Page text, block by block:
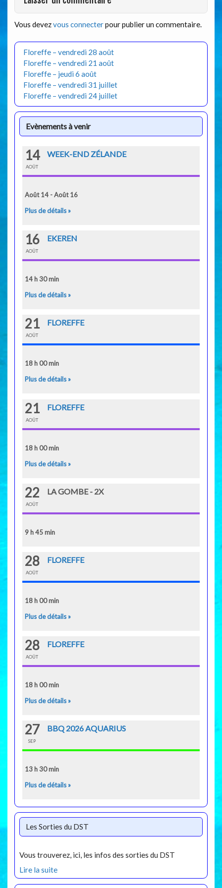
Vous devezvous connecterpour publier un commentaire.
Floreffe – vendredi 28 août
Floreffe – vendredi 21 août
Floreffe – jeudi 6 août
Floreffe – vendredi 31 juillet
Floreffe – vendredi 24 juillet
Evènements à venir
14
AOÛT
WEEK-END ZÉLANDE
Août 14 - Août 16
Plus de détails »
16
AOÛT
EKEREN
14 h 30 min
Plus de détails »
21
AOÛT
FLOREFFE
18 h 00 min
Plus de détails »
21
AOÛT
FLOREFFE
18 h 00 min
Plus de détails »
22
AOÛT
LA GOMBE - 2X
9 h 45 min
28
AOÛT
FLOREFFE
18 h 00 min
Plus de détails »
28
AOÛT
FLOREFFE
18 h 00 min
Plus de détails »
27
SEP
BBQ 2026 AQUARIUS
13 h 30 min
Plus de détails »
Les Sorties du DST
Vous trouverez, ici, les infos des sorties du DST
Lire la suite